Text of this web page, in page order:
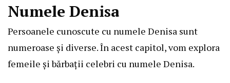
Numele Denisa
Persoanele cunoscute cu numele Denisa sunt
numeroase și diverse. În acest capitol, vom explora
femeile și bărbații celebri cu numele Denisa.